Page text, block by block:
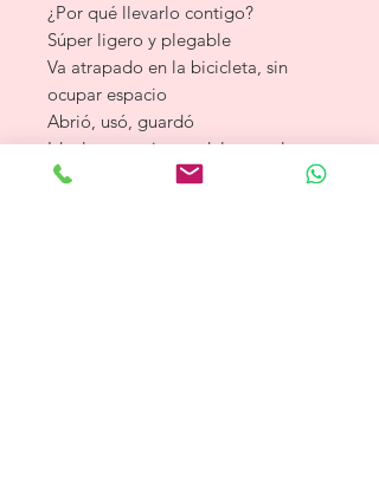
¿Por qué llevarlo contigo?
Súper ligero y plegable
Va atrapado en la bicicleta, sin
ocupar espacio
Abrió, usó, guardó
Ideal para quien pedalea por la
ciudad